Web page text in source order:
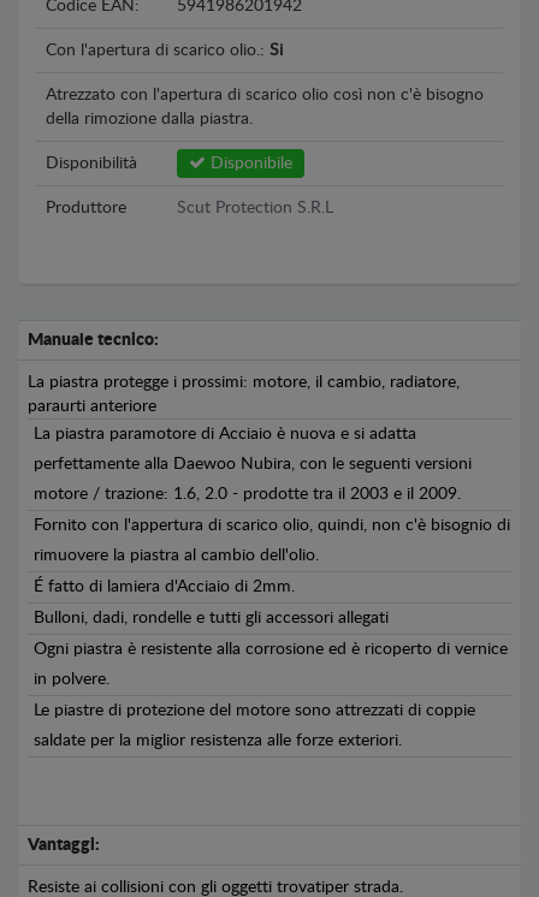
Codice EAN: 5941986201942
Con l'apertura di scarico olio.: Si
Atrezzato con l'apertura di scarico olio così non c'è bisogno
della rimozione dalla piastra.
Disponibilità Disponibile
Produttore Scut Protection S.R.L
Manuale tecnico:
La piastra protegge i prossimi: motore, il cambio, radiatore,
paraurti anteriore
La piastra paramotore di Acciaio è nuova e si adatta
perfettamente alla Daewoo Nubira, con le seguenti versioni
motore / trazione: 1.6, 2.0 - prodotte tra il 2003 e il 2009.
Fornito con l'appertura di scarico olio, quindi, non c'è bisognio di
rimuovere la piastra al cambio dell'olio.
É fatto di lamiera d'Acciaio di 2mm.
Bulloni, dadi, rondelle e tutti gli accessori allegati
Ogni piastra è resistente alla corrosione ed è ricoperto di vernice
in polvere.
Le piastre di protezione del motore sono attrezzati di coppie
saldate per la miglior resistenza alle forze exteriori.
Vantaggi:
Resiste ai collisioni con gli oggetti trovatiper strada.